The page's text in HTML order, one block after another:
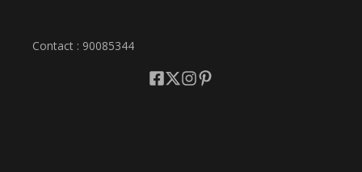
Contact : 90085344